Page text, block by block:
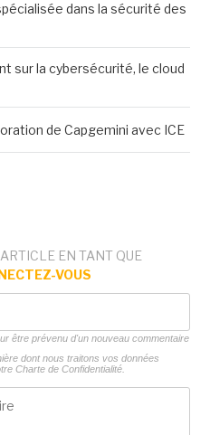
dans la sécurité des
sur la cybersécurité, le cloud
de Capgemini avec ICE
EN TANT QUE
VOUS
être prévenu d'un nouveau commentaire
dont nous traitons vos données
Charte de Confidentialité.